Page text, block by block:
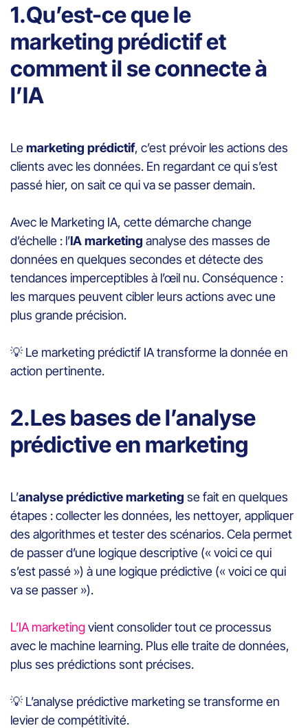
1.Qu’est-ce que le
marketing prédictif et
comment il se connecte à
l’IA
Lemarketing prédictif, c’est prévoir les actions des
clients avec les données. En regardant ce qui s’est
passé hier, on sait ce qui va se passer demain.
Avec le Marketing IA, cette démarche change
d’échelle : l’IA marketing analyse des masses de
données en quelques secondes et détecte des
tendances imperceptibles à l’œil nu. Conséquence :
les marques peuvent cibler leurs actions avec une
plus grande précision.
💡 Le marketing prédictif IA transforme la donnée en
action pertinente.
2.Les bases de l’analyse
prédictive en marketing
L’analyse prédictive marketing se fait en quelques
étapes : collecter les données, les nettoyer, appliquer
des algorithmes et tester des scénarios. Cela permet
de passer d’une logique descriptive (« voici ce qui
s’est passé ») à une logique prédictive (« voici ce qui
va se passer »).
L’IA marketingvient consolider tout ce processus
avec le machine learning. Plus elle traite de données,
plus ses prédictions sont précises.
💡 L’analyse prédictive marketing se transforme en
levier de compétitivité.